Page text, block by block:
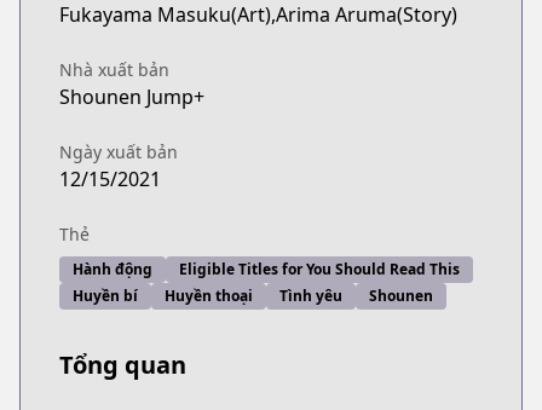
Fukayama Masuku(Art),Arima Aruma(Story)
Nhà xuất bản
Shounen Jump+
Ngày xuất bản
12/15/2021
Thẻ
Hành động
Eligible Titles for You Should Read This
Huyền bí
Huyền thoại Tình yêu Shounen
Tổng quan